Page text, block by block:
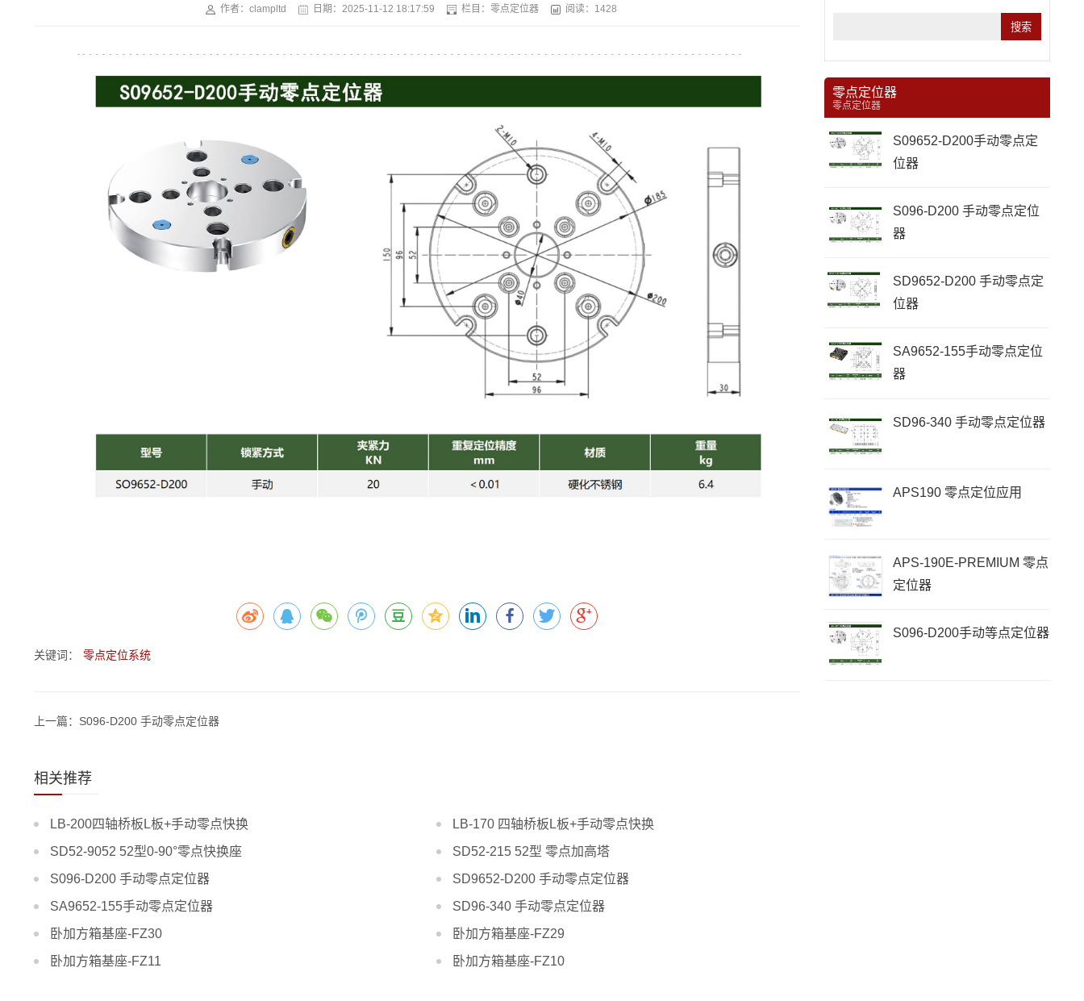
零点定位器
零点定位器
S09652-D200手动零点定
位器
S096-D200 手动零点定位
器
SD9652-D200 手动零点定
位器
SA9652-155手动零点定位
器
SD96-340 手动零点定位器
APS190 零点定位应用
APS-190E-PREMIUM 零点
定位器
S096-D200手动等点定位器
作者：clampltd 日期： 2025-11-12 18:17:59 栏目： 零点定位器 阅读：1428
关键词： 零点定位系统
上一篇：S096-D200 手动零点定位器
相关推荐
LB-200四轴桥板L板+手动零点快换
LB-170 四轴桥板L板+手动零点快换
SD52-9052 52型0-90°零点快换座
SD52-215 52型 零点加高塔
S096-D200 手动零点定位器
SD9652-D200 手动零点定位器
SA9652-155手动零点定位器
SD96-340 手动零点定位器
卧加方箱基座-FZ30
卧加方箱基座-FZ29
卧加方箱基座-FZ11
卧加方箱基座-FZ10